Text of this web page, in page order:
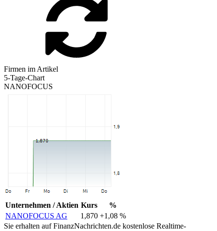
Firmen im Artikel
5-Tage-Chart
NANOFOCUS
Unternehmen / Aktien Kurs
%
NANOFOCUS AG
1,870 +1,08 %
Sie erhalten auf FinanzNachrichten.de kostenlose Realtime-